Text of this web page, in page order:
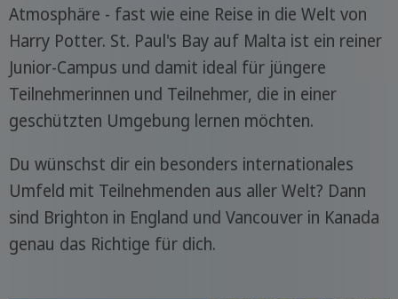
Atmosphäre - fast wie eine Reise in die Welt von
Harry Potter. St. Paul's Bay auf Malta ist ein reiner
Junior-Campus und damit ideal für jüngere
Teilnehmerinnen und Teilnehmer, die in einer
geschützten Umgebung lernen möchten.
Du wünschst dir ein besonders internationales
Umfeld mit Teilnehmenden aus aller Welt? Dann
sind Brighton in England und Vancouver in Kanada
genau das Richtige für dich.